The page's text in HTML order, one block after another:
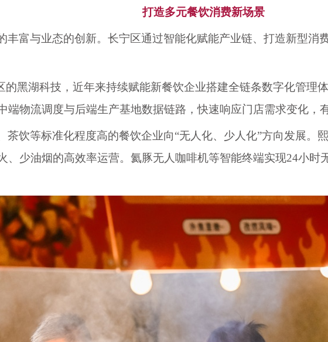
打造多元餐饮消费新场景
丰富与业态的创新。长宁区通过智能化赋能产业链、打造新型消
的黑湖科技，近年来持续赋能新餐饮企业搭建全链条数字化管理
端物流调度与后端生产基地数据链路，快速响应门店需求变化，
茶饮等标准化程度高的餐饮企业向“无人化、少人化”方向发展。
、少油烟的高效率运营。氦豚无人咖啡机等智能终端实现24小